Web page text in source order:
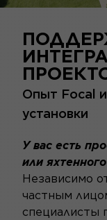
Опыт Focal
установки
У вас есть
или
Независимо
частным
специалисты